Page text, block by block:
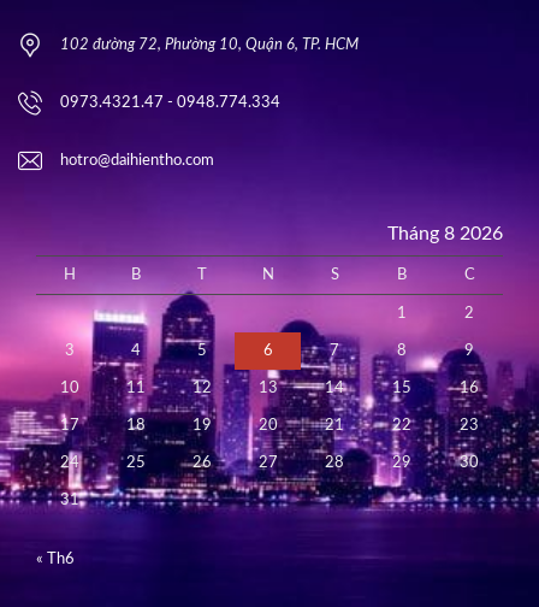
102 đường 72, Phường 10, Quận 6, TP. HCM
0973.4321.47 - 0948.774.334
hotro@daihientho.com
Tháng 8 2026
H B N S B C
1 2
3 4 5 6 7 8 9
10 11 12 13 14 15 16
17 18 19 20 21 22 23
24 25 26 27 28 29 30
31
« Th6